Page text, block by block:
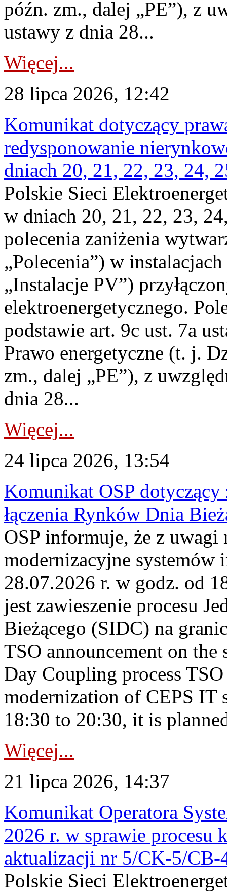
późn. zm., dalej „PE”), z
ustawy z dnia 28...
Więcej...
28 lipca 2026, 12:42
Komunikat dotyczący
redysponowanie
dniach 20, 21, 22, 23, 24,
Polskie Sieci
w dniach 20, 21, 22, 23,
polecenia zaniżenia
„Polecenia”) w
„Instalacje PV”)
elektroenergetycznego.
podstawie art. 9c ust. 7a
Prawo energetyczne (t. j.
zm., dalej „PE”), z
dnia 28...
Więcej...
24 lipca 2026, 13:54
Komunikat OSP dotyczący
łączenia Rynków Dnia
OSP informuje, że z uwagi
modernizacyjne
28.07.2026 r. w godz. od
jest zawieszenie procesu
Bieżącego (SIDC) na
TSO announcement on
Day Coupling process
modernization of CEPS IT
18:30 to 20:30, it is
Więcej...
21 lipca 2026, 14:37
Komunikat Operatora
2026 r. w sprawie
aktualizacji nr 5/CK-5/CB-
Polskie Sieci